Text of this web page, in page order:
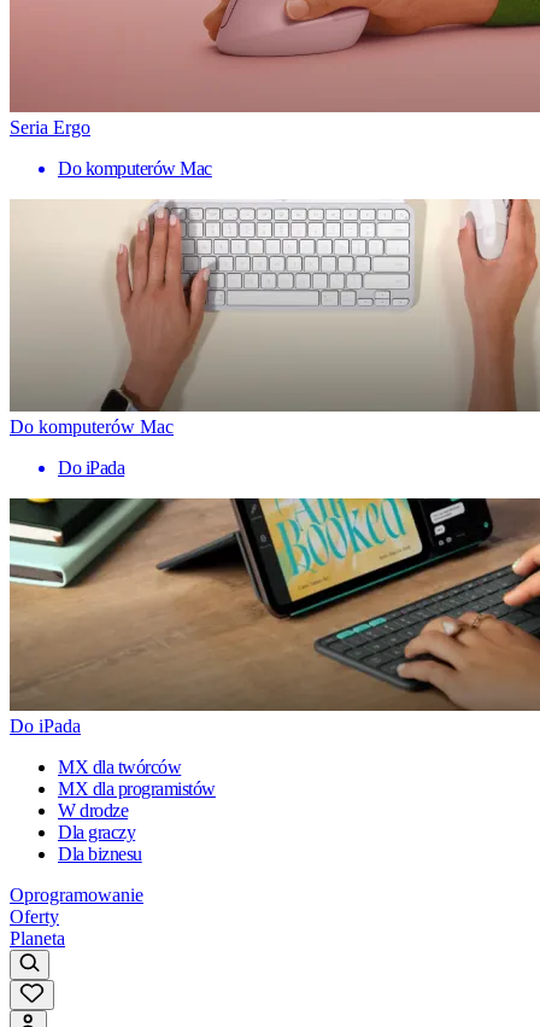
Seria Ergo
Do komputerów Mac
Do komputerów Mac
Do iPada
Do iPada
MX dla twórców
MX dla programistów
W drodze
Dla graczy
Dla biznesu
Oprogramowanie
Oferty
Planeta